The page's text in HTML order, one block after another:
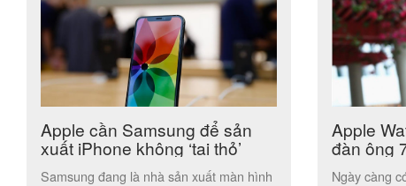
Apple cần Samsung để sản
xuất iPhone không ‘tai thỏ’
Samsung đang là nhà sản xuất màn hình
Apple
đàn ông
Ngày càng